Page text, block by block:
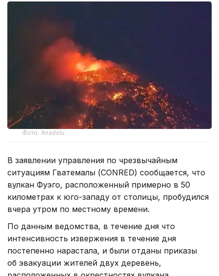
Фото: Anadolu
В заявлении управления по чрезвычайным
ситуациям Гватемалы (CONRED) сообщается, что
вулкан Фуэго, расположенный примерно в 50
километрах к юго-западу от столицы, пробудился
вчера утром по местному времени.
По данным ведомства, в течение дня что
интенсивность извержения в течение дня
постепенно нарастала, и были отданы приказы
об эвакуации жителей двух деревень,